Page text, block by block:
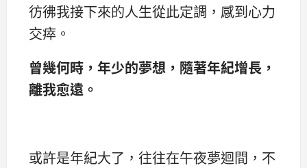
彷彿我接下來的人生從此定調，感到心力
交瘁。
曾幾何時，年少的夢想，隨著年紀增長，
離我愈遠。
或許是年紀大了，往往在午夜夢迴間，不